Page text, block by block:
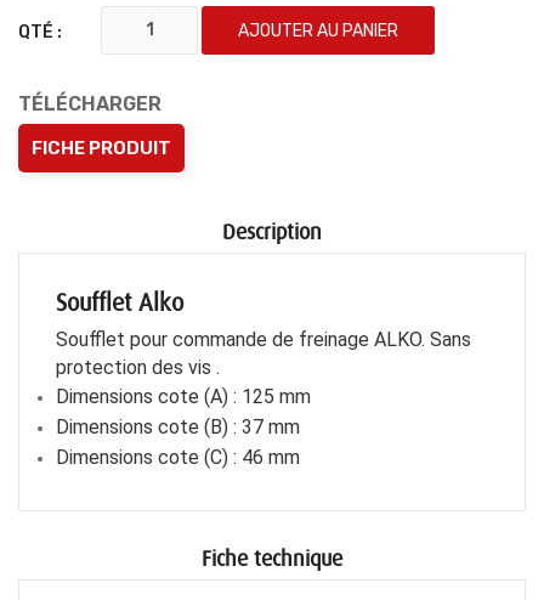
QTÉ : AJOUTER AU PANIER
TÉLÉCHARGER
FICHE PRODUIT
Description
Soufflet Alko
Soufflet pour commande de freinage ALKO. Sans
protection des vis .
Dimensions cote (A) : 125 mm
Dimensions cote (B) : 37 mm
Dimensions cote (C) : 46 mm
Fiche technique